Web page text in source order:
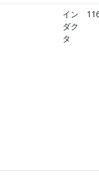
イン
ダク
タ